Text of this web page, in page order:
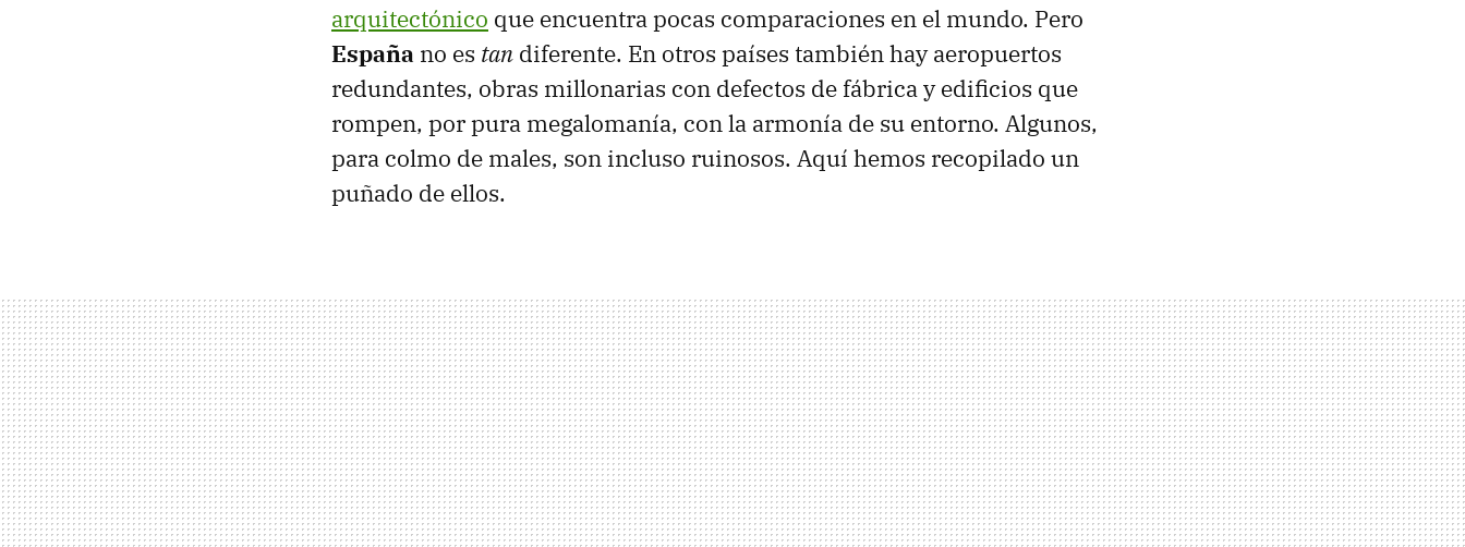
arquitectónico que encuentra pocas comparaciones en el mundo. Pero
España no es tan diferente. En otros países también hay aeropuertos
redundantes, obras millonarias con defectos de fábrica y edificios que
rompen, por pura megalomanía, con la armonía de su entorno. Algunos,
para colmo de males, son incluso ruinosos. Aquí hemos recopilado un
puñado de ellos.